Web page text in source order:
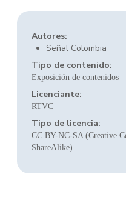
Autores:
Señal Colombia
Tipo de contenido:
Exposición de contenidos
Licenciante:
RTVC
Tipo de licencia:
CC BY-NC-SA (Creative
ShareAlike)